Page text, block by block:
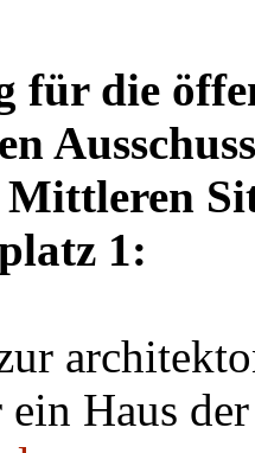
für die
1:
ein Haus